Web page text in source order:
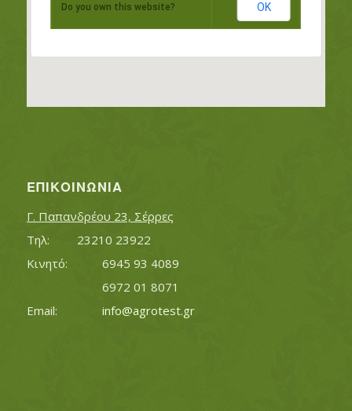
Do you own this website? OK
ΕΠΙΚΟΙΝΩΝΊΑ
Γ. Παπανδρέου 23, Σέρρες
Τηλ:		23210 23922
Κινητό:		6945 93 4089
			6972 01 8071
info@agrotest.gr